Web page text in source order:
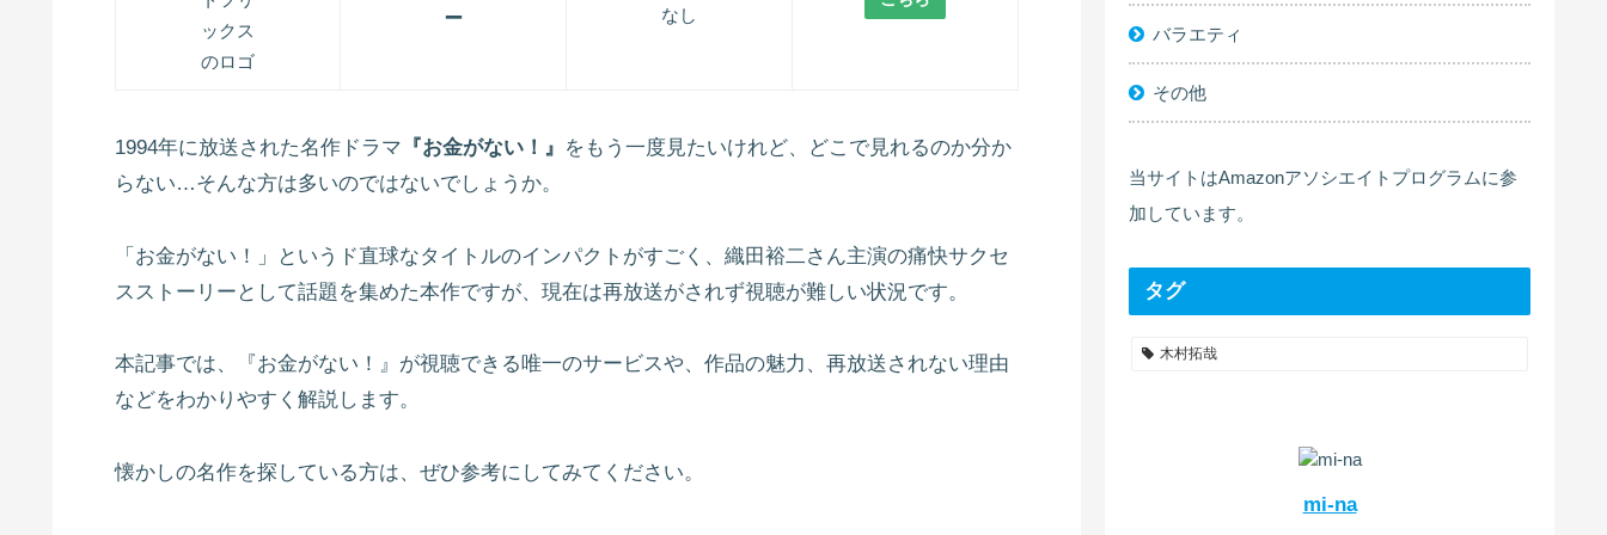
– なし
1994年に放送された名作ドラマ 『お金がない！』 をもう一度見たいけれど、どこで見れるのか分か
らない…そんな方は多いのではないでしょうか。
「お金がない！」というド直球なタイトルのインパクトがすごく、織田裕二さん主演の痛快サクセ
スストーリーとして話題を集めた本作ですが、現在は再放送がされず視聴が難しい状況です。
本記事では、『お金がない！』が視聴できる唯一のサービスや、作品の魅力、再放送されない理由
などをわかりやすく解説します。
懐かしの名作を探している方は、ぜひ参考にしてみてください。
バラエティ
その他
当サイトはAmazonアソシエイトプログラムに参
加しています。
タグ
木村拓哉
mi-na